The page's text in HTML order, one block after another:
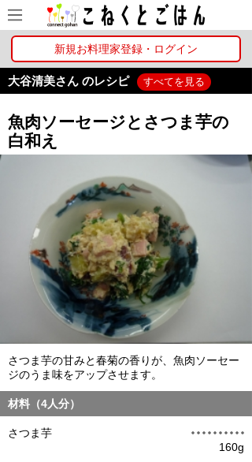
新規お料理家登録・ログイン
大谷清美さん のレシピ すべてを見る
魚肉ソーセージとさつま芋の
白和え
さつま芋の甘みと春菊の香りが、魚肉ソーセー
ジのうま味をアップさせます。
材料（4人分）
さつま芋
160g